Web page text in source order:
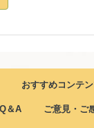
おすすめコンテ
＆A ご意見・ご